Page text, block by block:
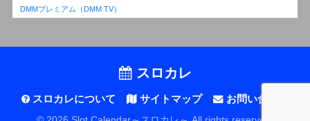
DMMプレミアム（DMM TV）
スロカレ
スロカレについて サイトマップ お問い合わせ